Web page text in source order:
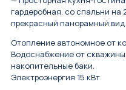
гардеробная, со спальни на
прекрасный панорамный вид
Отопление автономное от
Водоснабжение от скважины
накопительные баки.
Электроэнергия 15 кВт